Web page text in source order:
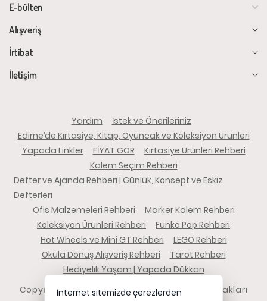
E-bülten
Alışveriş
İrtibat
İletişim
Yardım
İstek ve Önerileriniz
Edirne’de Kırtasiye, Kitap, Oyuncak ve Koleksiyon Ürünleri
Yapada Linkler
FİYAT GÖR
Kırtasiye Ürünleri Rehberi
Kalem Seçim Rehberi
Defter ve Ajanda Rehberi | Günlük, Konsept ve Eskiz
Defterleri
Ofis Malzemeleri Rehberi
Marker Kalem Rehberi
Koleksiyon Ürünleri Rehberi
Funko Pop Rehberi
Hot Wheels ve Mini GT Rehberi
LEGO Rehberi
Okula Dönüş Alışveriş Rehberi
Tarot Rehberi
Hediyelik Yaşam | Yapada Dükkan
Copyright 2026 yapadadukkan.com - Tüm hakları
İnternet sitemizde çerezlerden